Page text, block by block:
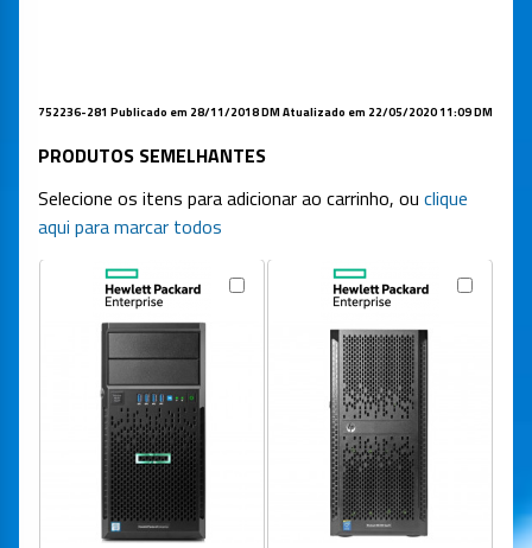
752236-281 Publicado em 28/11/2018 DM Atualizado em 22/05/2020 11:09 DM
PRODUTOS SEMELHANTES
Selecione os itens para adicionar ao carrinho, ou clique
aqui para marcar todos